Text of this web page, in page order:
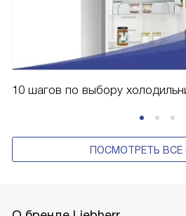
10 шагов по выбору
ПОСМОТРЕТЬ ВСЕ